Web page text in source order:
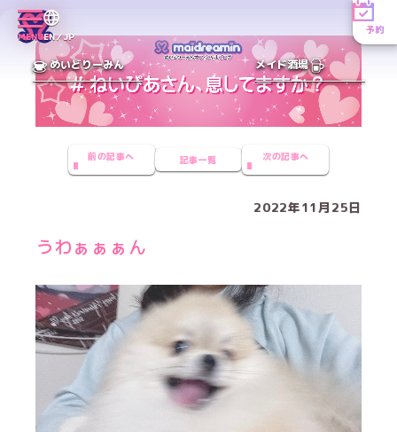
MENUEN／JP
予約
めいどりーみん メイド酒場
前の記事へ 記事一覧 次の記事へ
2022年11月25日
うわぁぁぁん